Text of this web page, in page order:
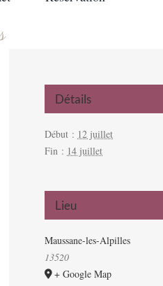
Détails
Début : 12 juillet
Fin : 14 juillet
Lieu
Maussane-les-Alpilles
13520
+ Google Map